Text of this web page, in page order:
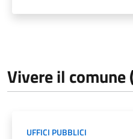
Vivere il comune
UFFICI PUBBLICI